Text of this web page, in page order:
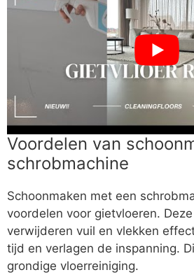
Voordelen van
schrobmachine
Schoonmaken met een
voordelen voor gietvloeren.
verwijderen vuil en vlekken
tijd en verlagen de inspanning.
grondige vloerreiniging.